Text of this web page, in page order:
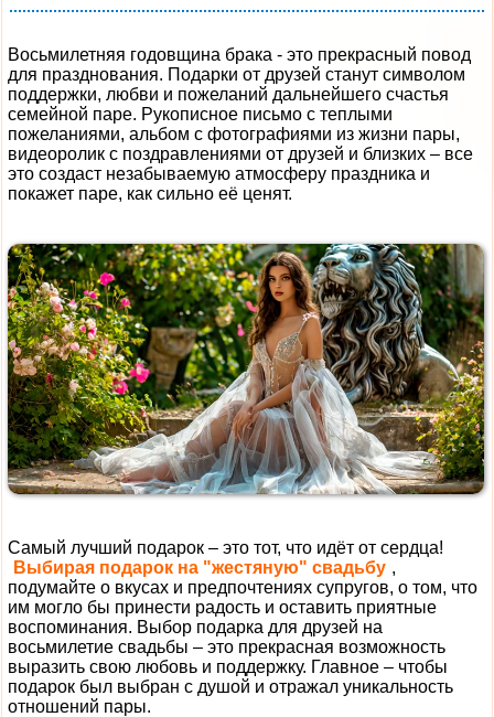
Восьмилетняя годовщина брака - это прекрасный повод
для празднования. Подарки от друзей станут символом
поддержки, любви и пожеланий дальнейшего счастья
семейной паре. Рукописное письмо с теплыми
пожеланиями, альбом с фотографиями из жизни пары,
видеоролик с поздравлениями от друзей и близких – все
это создаст незабываемую атмосферу праздника и
покажет паре, как сильно её ценят.
Самый лучший подарок – это тот, что идёт от сердца!
Выбирая подарок на "жестяную" свадьбу ,
подумайте о вкусах и предпочтениях супругов, о том, что
им могло бы принести радость и оставить приятные
воспоминания. Выбор подарка для друзей на
восьмилетие свадьбы – это прекрасная возможность
выразить свою любовь и поддержку. Главное – чтобы
подарок был выбран с душой и отражал уникальность
отношений пары.